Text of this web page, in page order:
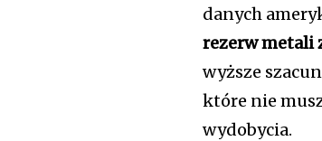
danych
rezerw metali
wyższe
które nie
wydobycia.